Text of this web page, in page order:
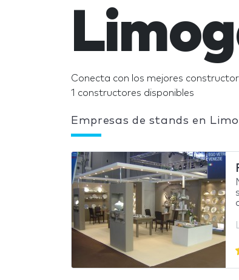
Conecta con los mejores
1 constructores disponibles
Empresas de stands en